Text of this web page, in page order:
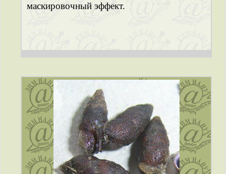
маскировочный эффект.